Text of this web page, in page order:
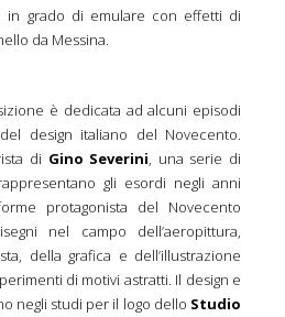
, in grado di emulare con effetti di
da Messina.
è dedicata ad alcuni episodi
design italiano del Novecento.
di Gino Severini, una serie di
gli esordi negli anni
protagonista del Novecento
nel campo dell’aeropittura,
della grafica e dell’illustrazione
di motivi astratti. Il design e
negli studi per il logo dello Studio